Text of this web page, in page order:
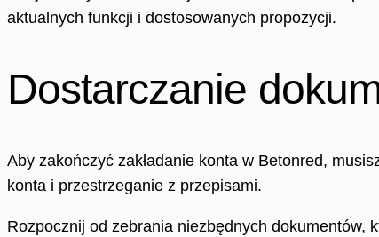
aktualnych funkcji i dostosowanych propozycji.
Dostarczanie
Aby zakończyć zakładanie konta w Betonred,
konta i przestrzeganie z przepisami.
Rozpocznij od zebrania niezbędnych dokumentów,